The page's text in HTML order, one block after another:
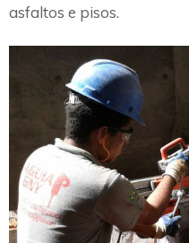
asfaltos e pisos.